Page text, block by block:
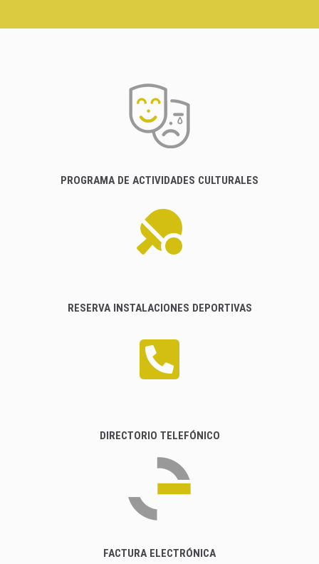
PROGRAMA DE ACTIVIDADES CULTURALES
RESERVA INSTALACIONES DEPORTIVAS
DIRECTORIO TELEFÓNICO
FACTURA ELECTRÓNICA